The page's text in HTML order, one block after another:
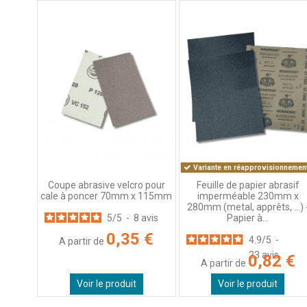
Voir tous les avis sur ce site
étoiles
15
étoiles
6
étoiles
0
étoiles
0
0
Coupe abrasive velcro pour
cale à poncer 70mm x 115mm
5/5 - 8 avis
A partir de 0,35 €
Voir le produit
Variante en
Feuille de papier abrasif
imperméable 230mm x
280mm (metal, apprêts, ...)
Papier à...
4.9/5 -
23 avis
A partir de 0,82 €
Voir le produit